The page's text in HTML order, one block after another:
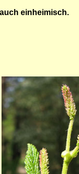
einheimisch.
Bild